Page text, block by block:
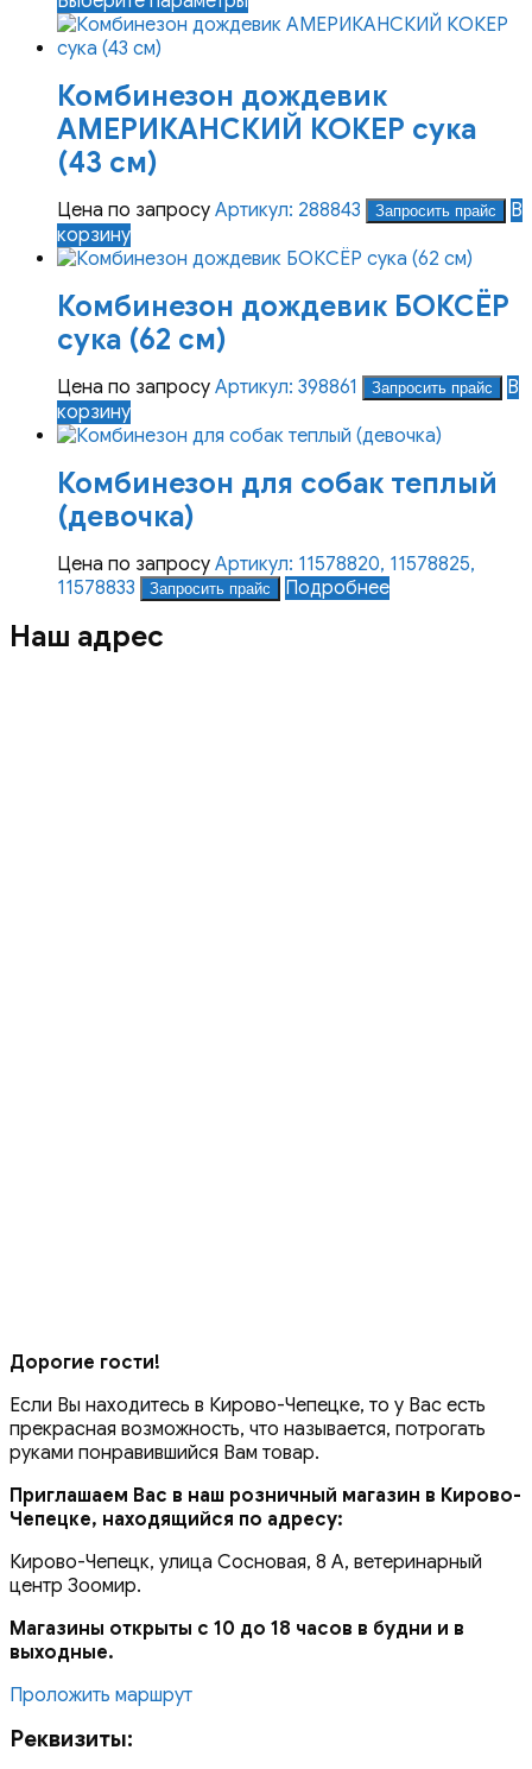
товар
вариаций.
Опции
можно
странице
Комбинезон дождевик
АМЕРИКАНСКИЙ КОКЕР сука
(43 см)
Цена по запросу Артикул: 288843 Запросить прайс
В
корзину
Комбинезон дождевик БОКСЁР
сука (62 см)
Цена по запросу Артикул: 398861 Запросить прайс
В
корзину
Комбинезон для собак теплый
(девочка)
Цена по запросу Артикул: 11578820, 11578825,
11578833
Запросить прайс Подробнее
Наш адрес
Дорогие гости!
Если Вы находитесь в Кирово-Чепецке, то у Вас есть
прекрасная возможность, что называется, потрогать
руками понравившийся Вам товар.
Приглашаем Вас в наш розничный магазин в Кирово-
Чепецке, находящийся по адресу:
Кирово-Чепецк, улица Сосновая, 8 А, ветеринарный
центр Зоомир.
Магазины открыты с 10 до 18 часов в будни и в
выходные.
Проложить маршрут
Реквизиты: